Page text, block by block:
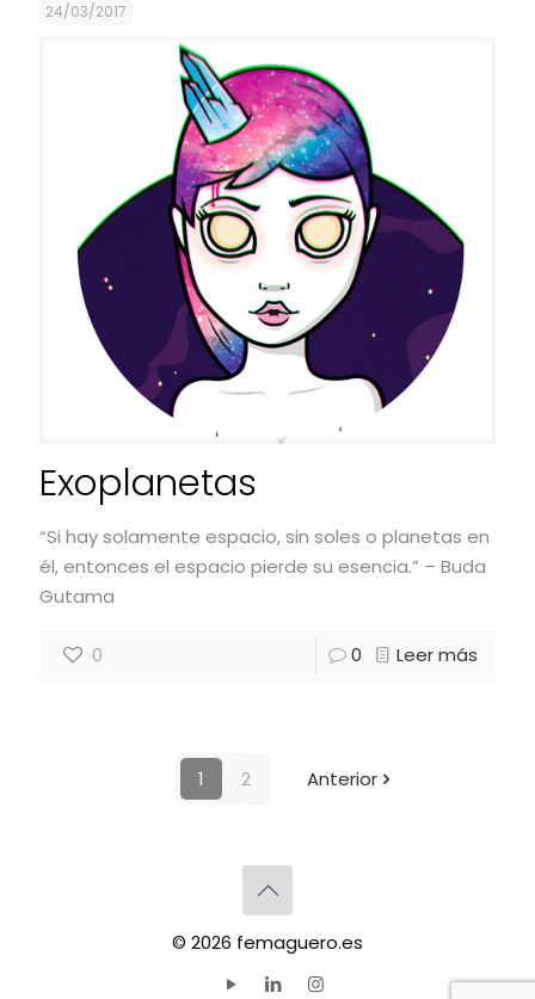
24/03/2017
Exoplanetas
“Si hay solamente espacio, sin soles o planetas en
él, entonces el espacio pierde su esencia.” – Buda
Gutama
0 0 Leer más
1 2 Anterior
© 2026 femaguero.es